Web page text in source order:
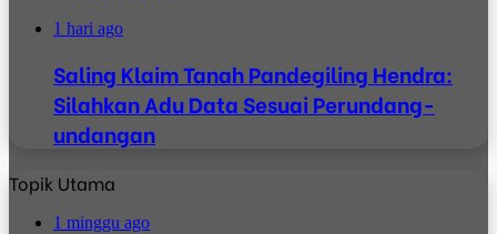
1 hari ago
Saling Klaim Tanah Pandegiling Hendra:
Silahkan Adu Data Sesuai Perundang-
undangan
Topik Utama
1 minggu ago